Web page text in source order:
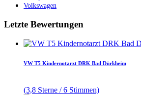
Volkswagen
Letzte Bewertungen
VW T5 Kindernotarzt DRK Bad Dürkheim
(3,8 Sterne / 6 Stimmen)